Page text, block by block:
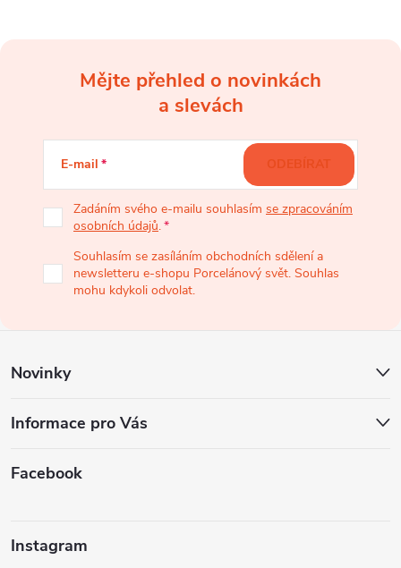
í
Mějte přehled o novinkách
a slevách
E-mail
Zadáním svého e-mailu souhlasím se zpracováním
osobních údajů.
Souhlasím se zasíláním obchodních sdělení a
newsletteru e-shopu Porcelánový svět. Souhlas
mohu kdykoli odvolat.
ODEBÍRAT
Novinky
Informace pro Vás
Facebook
Instagram